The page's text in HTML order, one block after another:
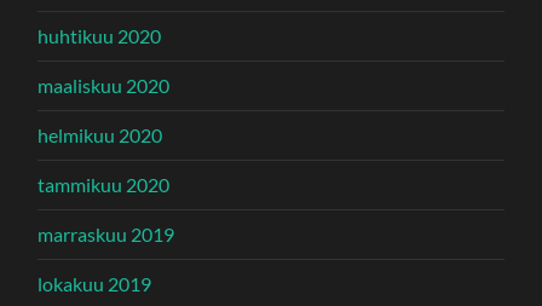
huhtikuu 2020
maaliskuu 2020
helmikuu 2020
tammikuu 2020
marraskuu 2019
lokakuu 2019